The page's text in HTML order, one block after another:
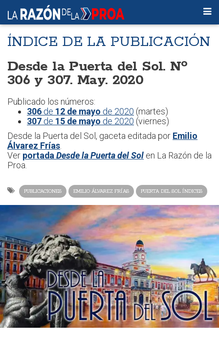
ÍNDICE DE LA PUBLICACIÓN
Desde la Puerta del Sol. Nº
306 y 307. May. 2020
Publicado los números:
306 de 12 de mayo de 2020 (martes)
307 de 15 de mayo de 2020 (viernes)
Desde la Puerta del Sol, gaceta editada por Emilio
Álvarez Frías
Ver portada Desde la Puerta del Sol en La Razón de la
Proa.
PUBLICACIONES EMILIO ÁLVAREZ FRÍAS PUERTA DEL SOL ÍNDICES